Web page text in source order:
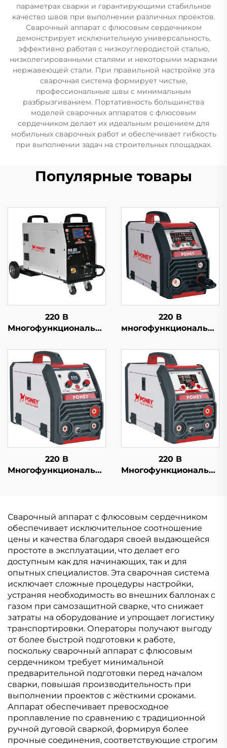
параметрах сварки и гарантирующими стабильное
качество швов при выполнении различных проектов.
Сварочный аппарат с флюсовым сердечником
демонстрирует исключительную универсальность,
эффективно работая с низкоуглеродистой сталью,
низколегированными сталями и некоторыми марками
нержавеющей стали. При правильной настройке эта
сварочная система формирует чистые,
профессиональные швы с минимальным
разбрызгиванием. Портативность большинства
моделей сварочных аппаратов с флюсовым
сердечником делает их идеальным решением для
мобильных сварочных работ и обеспечивает гибкость
при выполнении задач на строительных площадках.
Популярные товары
220 В
Многофункциональная
Двойной импульс
ЖК-дисплей
цифровой контроль
синергетическая
сварка
220 В
многофункциональный
сварочный аппарат
MIG Mig-200 с
одиночным
импульсом,
цифровым
управлением и
синергетической
сваркой
220 В
Многофункциональный
цифровым
управлением, сварка
MIG
220 В
Многофункциональный
цифровым
управлением, сварка
MIG
Сварочный аппарат с флюсовым сердечником
обеспечивает исключительное соотношение
цены и качества благодаря своей выдающейся
простоте в эксплуатации, что делает его
доступным как для начинающих, так и для
опытных специалистов. Эта сварочная система
исключает сложные процедуры настройки,
устраняя необходимость во внешних баллонах с
газом при самозащитной сварке, что снижает
затраты на оборудование и упрощает логистику
транспортировки. Операторы получают выгоду
от более быстрой подготовки к работе,
поскольку сварочный аппарат с флюсовым
сердечником требует минимальной
предварительной подготовки перед началом
сварки, повышая производительность при
выполнении проектов с жёсткими сроками.
Аппарат обеспечивает превосходное
проплавление по сравнению с традиционной
ручной дуговой сваркой, формируя более
прочные соединения, соответствующие строгим